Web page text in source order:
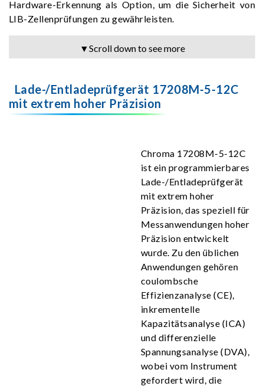
Hardware-Erkennung als Option, um die Sicherheit von
LIB-Zellenprüfungen zu gewährleisten.
▼Scroll down to see more
Lade-/Entladeprüfgerät 17208M-5-12C
mit extrem hoher Präzision
Chroma 17208M-5-12C
ist ein programmierbares
Lade-/Entladeprüfgerät
mit extrem hoher
Präzision, das speziell für
Messanwendungen hoher
Präzision entwickelt
wurde. Zu den üblichen
Anwendungen gehören
coulombsche
Effizienzanalyse (CE),
inkrementelle
Kapazitätsanalyse (ICA)
und differenzielle
Spannungsanalyse (DVA),
wobei vom Instrument
gefordert wird, die